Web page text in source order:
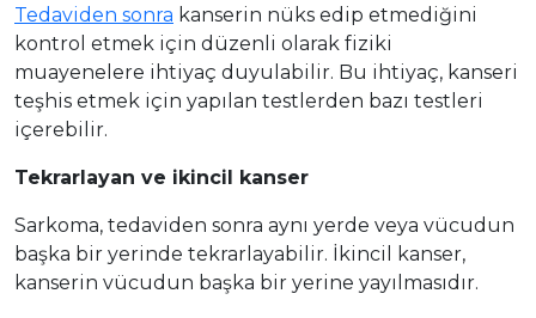
Tedaviden sonra kanserin nüks edip etmediğini
kontrol etmek için düzenli olarak fiziki
muayenelere ihtiyaç duyulabilir. Bu ihtiyaç, kanseri
teşhis etmek için yapılan testlerden bazı testleri
içerebilir.
Tekrarlayan ve ikincil kanser
Sarkoma, tedaviden sonra aynı yerde veya vücudun
başka bir yerinde tekrarlayabilir. İkincil kanser,
kanserin vücudun başka bir yerine yayılmasıdır.